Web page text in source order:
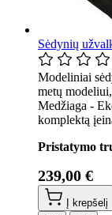
Sėdynių
Modeliniai
metų
Medžiaga -
komplektą
Pristatymo
239,00 €
Į krepšelį